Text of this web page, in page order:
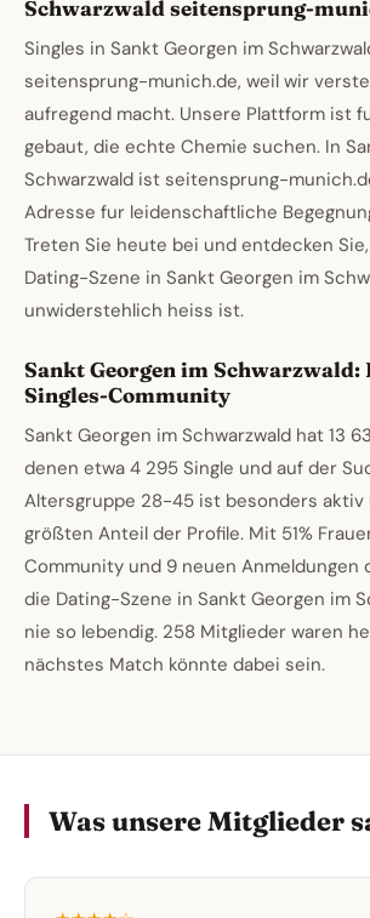
Schwarzwald seitensprung-
Singles in Sankt Georgen im
seitensprung-munich.de, weil wir
aufregend macht. Unsere Plattform ist
gebaut, die echte Chemie suchen. In
Schwarzwald ist seitensprung-
Adresse fur leidenschaftliche
Treten Sie heute bei und entdecken
Dating-Szene in Sankt Georgen im
unwiderstehlich heiss ist.
Sankt Georgen im Schwarzwald:
Singles-Community
Sankt Georgen im Schwarzwald hat 13
denen etwa 4 295 Single und auf der
Altersgruppe 28-45 ist besonders aktiv
größten Anteil der Profile. Mit 51%
Community und 9 neuen Anmeldungen
die Dating-Szene in Sankt Georgen im
nie so lebendig. 258 Mitglieder waren
nächstes Match könnte dabei sein.
Was unsere Mitglieder